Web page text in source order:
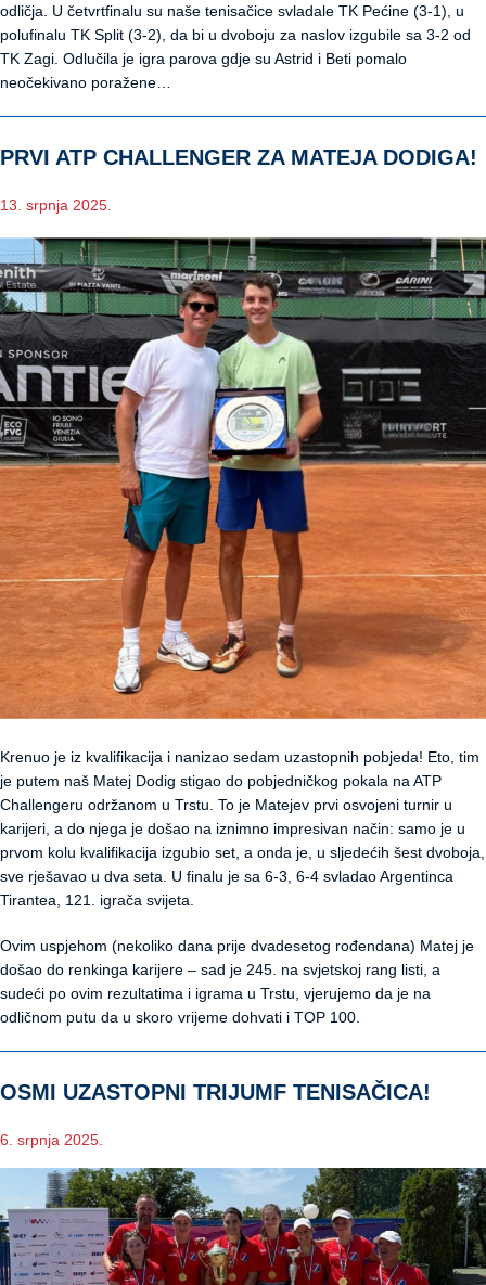
odličja. U četvrtfinalu su naše tenisačice svladale TK Pećine (3-1), u
polufinalu TK Split (3-2), da bi u dvoboju za naslov izgubile sa 3-2 od
TK Zagi. Odlučila je igra parova gdje su Astrid i Beti pomalo
neočekivano poražene…
PRVI ATP CHALLENGER ZA MATEJA DODIGA!
13. srpnja 2025.
Krenuo je iz kvalifikacija i nanizao sedam uzastopnih pobjeda! Eto, tim
je putem naš Matej Dodig stigao do pobjedničkog pokala na ATP
Challengeru održanom u Trstu. To je Matejev prvi osvojeni turnir u
karijeri, a do njega je došao na iznimno impresivan način: samo je u
prvom kolu kvalifikacija izgubio set, a onda je, u sljedećih šest dvoboja,
sve rješavao u dva seta. U finalu je sa 6-3, 6-4 svladao Argentinca
Tirantea, 121. igrača svijeta.
Ovim uspjehom (nekoliko dana prije dvadesetog rođendana) Matej je
došao do renkinga karijere – sad je 245. na svjetskoj rang listi, a
sudeći po ovim rezultatima i igrama u Trstu, vjerujemo da je na
odličnom putu da u skoro vrijeme dohvati i TOP 100.
OSMI UZASTOPNI TRIJUMF TENISAČICA!
6. srpnja 2025.